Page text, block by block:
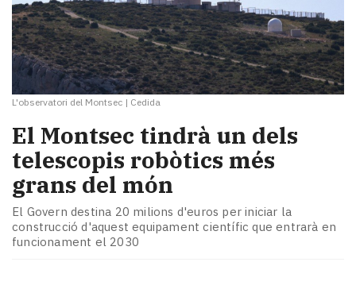
L'observatori del Montsec | Cedida
El Montsec tindrà un dels
telescopis robòtics més
grans del món
El Govern destina 20 milions d'euros per iniciar la
construcció d'aquest equipament científic que entrarà en
funcionament el 2030